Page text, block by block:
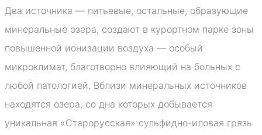
Два источника — питьевые, остальные, образующие
минеральные озера, создают в курортном парке зоны
повышенной ионизации воздуха — особый
микроклимат, благотворно влияющий на больных с
любой патологией. Вблизи минеральных источников
находятся озера, со дна которых добывается
уникальная «Старорусская» сульфидно-иловая грязь